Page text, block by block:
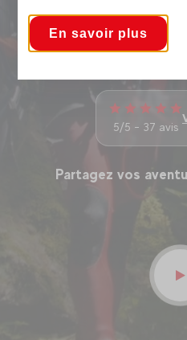
Le
N'attendez plus pour
5/5 - 37 avis
Partagez vos
En savoir plus